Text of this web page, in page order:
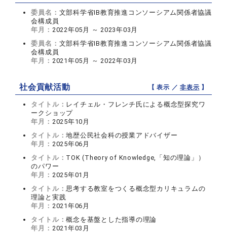
委員名： 文部科学省IB教育推進コンソーシアム関係者協議
会構成員
年月： 2022年05月 ～ 2023年03月
委員名： 文部科学省IB教育推進コンソーシアム関係者協議
会構成員
年月： 2021年05月 ～ 2022年03月
社会貢献活動 【 表示 ／非表示 】
タイトル： レイチェル・フレンチ氏による概念型探究ワ
ークショップ
年月： 2025年10月
タイトル：地歴公民社会科の授業アドバイザー
年月： 2025年06月
タイトル： TOK (Theory of Knowledge,「知の理論」）
のパワー
年月： 2025年01月
タイトル：思考する教室をつくる概念型カリキュラムの
理論と実践
年月： 2021年06月
タイトル：概念を基盤とした指導の理論
年月： 2021年03月